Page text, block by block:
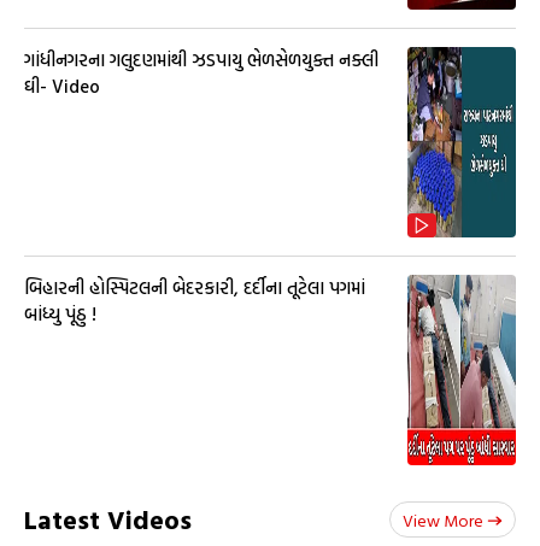
ગાંધીનગરના ગલુદણમાંથી ઝડપાયુ ભેળસેળયુક્ત નક્લી
ઘી- Video
બિહારની હોસ્પિટલની બેદરકારી, દર્દીના તૂટેલા પગમાં
બાંધ્યુ પૂંઠુ !
Latest Videos View More